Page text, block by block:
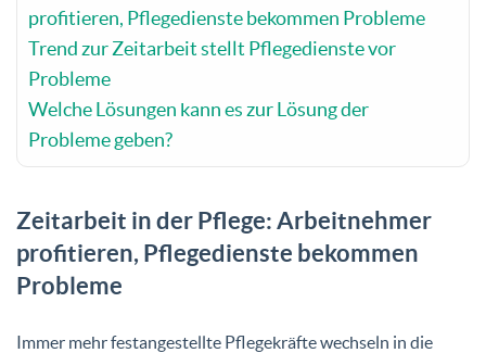
profitieren, Pflegedienste bekommen Probleme
Trend zur Zeitarbeit stellt Pflegedienste vor
Probleme
Welche Lösungen kann es zur Lösung der
Probleme geben?
Zeitarbeit in der Pflege: Arbeitnehmer
profitieren, Pflegedienste bekommen
Probleme
Immer mehr festangestellte Pflegekräfte wechseln in die